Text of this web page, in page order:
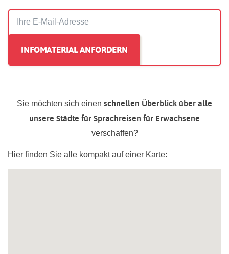
Sie möchten sich einen schnellen Überblick über alle
unsere Städte für Sprachreisen für Erwachsene
verschaffen?
Hier finden Sie alle kompakt auf einer Karte: